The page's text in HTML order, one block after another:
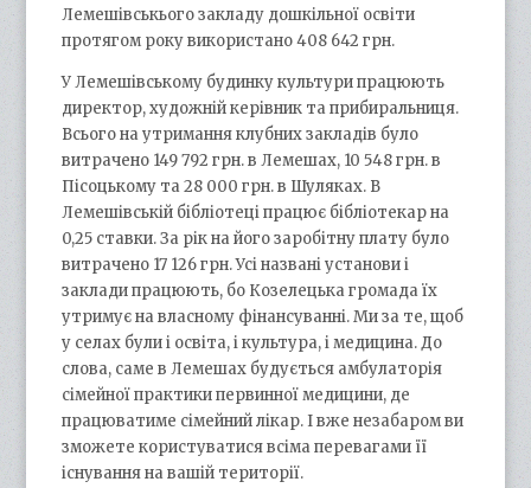
Лемешівськього закладу дошкільної освіти
протягом року використано 408 642 грн.
У Лемешівському будинку культури працюють
директор, художній керівник та прибиральниця.
Всього на утримання клубних закладів було
витрачено 149 792 грн. в Лемешах, 10 548 грн. в
Пісоцькому та 28 000 грн. в Шуляках. В
Лемешівській бібліотеці працює бібліотекар на
0,25 ставки. За рік на його заробітну плату було
витрачено 17 126 грн. Усі названі установи і
заклади працюють, бо Козелецька громада їх
утримує на власному фінансуванні. Ми за те, щоб
у селах були і освіта, і культура, і медицина. До
слова, саме в Лемешах будується амбулаторія
сімейної практики первинної медицини, де
працюватиме сімейний лікар. І вже незабаром ви
зможете користуватися всіма перевагами її
існування на вашій території.